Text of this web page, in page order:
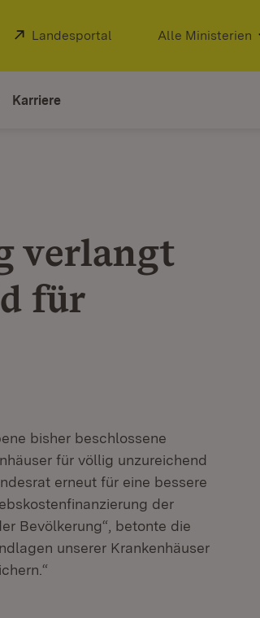
Extern:
Landesportal (Öffnet in neuem
Alle Ministerien
Karriere
verlangt
für
bisher beschlossene
für völlig unzureichend
erneut für eine bessere
der
Bevölkerung“, betonte die
unserer Krankenhäuser